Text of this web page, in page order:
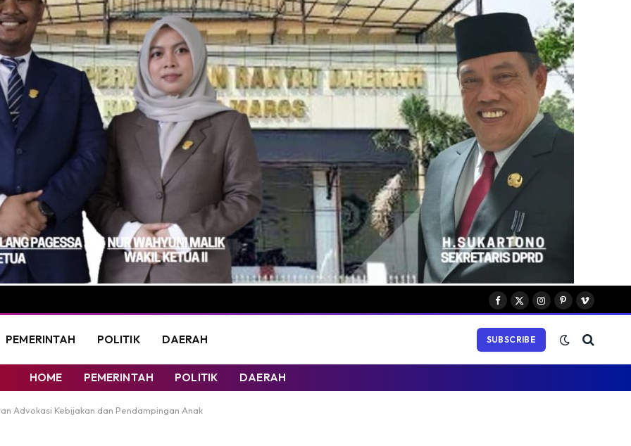
Facebook
X
Instagram
PinterestVimeo
PEMERINTAH POLITIK DAERAH SUBSCRIBE
HOME PEMERINTAH POLITIK DAERAH
Advokasi Kebijakan dan Pendampingan Anak